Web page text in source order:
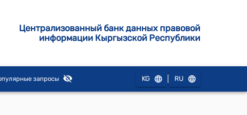
Централизованный банк данных правовой
информации Кыргызской Республики
запросы KG RU